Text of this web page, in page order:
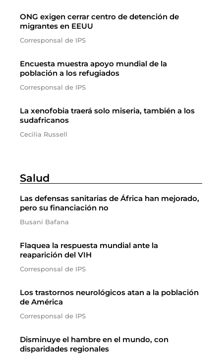
ONG exigen cerrar centro de detención de
migrantes en EEUU
Corresponsal de IPS
Encuesta muestra apoyo mundial de la
población a los refugiados
Corresponsal de IPS
La xenofobia traerá solo miseria, también a los
sudafricanos
Cecilia Russell
Salud
Las defensas sanitarias de África han mejorado,
pero su financiación no
Busani Bafana
Flaquea la respuesta mundial ante la
reaparición del VIH
Corresponsal de IPS
Los trastornos neurológicos atan a la población
de América
Corresponsal de IPS
Disminuye el hambre en el mundo, con
disparidades regionales